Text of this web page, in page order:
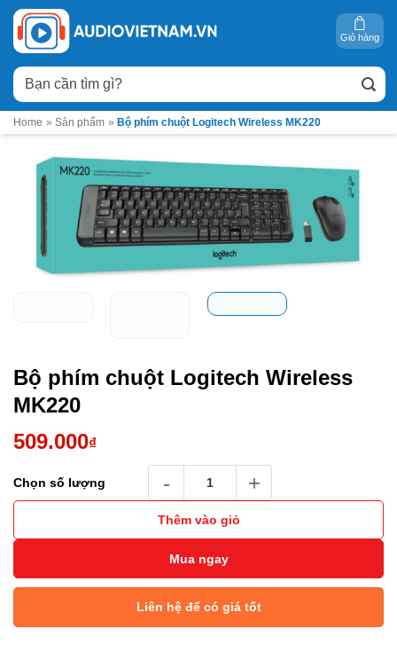
Bỏ
qua
nội
dung
Tìm
kiếm:
Giỏ hàng
Home » Sản phẩm » Bộ phím chuột Logitech Wireless MK220
Bộ phím chuột Logitech Wireless
MK220
509.000₫
Chọn số lượng
Thêm vào giỏ
Mua ngay
Liên hệ để có giá tốt